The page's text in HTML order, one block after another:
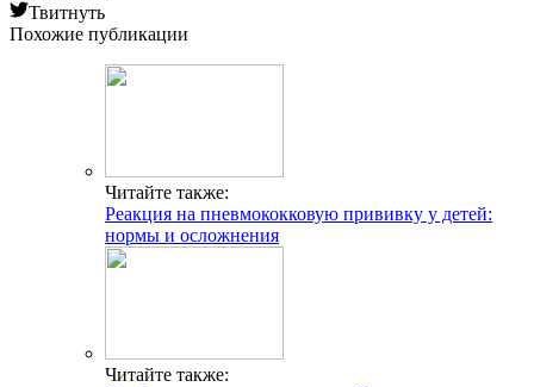
Твитнуть
Похожие публикации
Читайте также:
Реакция на пневмококковую прививку у детей:
нормы и осложнения
Читайте также: